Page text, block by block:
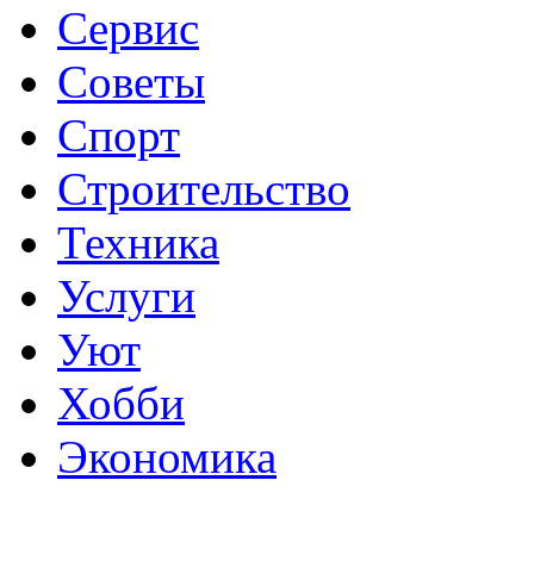
Сервис
Советы
Спорт
Строительство
Техника
Услуги
Уют
Хобби
Экономика